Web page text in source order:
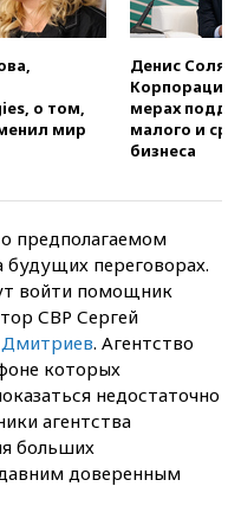
о том,
мир
Денис
мерах
малого и
бизнеса
предполагаемом
будущих переговорах.
войти помощник
СВР Сергей
. Агентство
которых
недостаточно
агентства
больших
доверенным